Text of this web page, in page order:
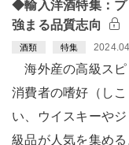
◆輸入洋酒特集：
強まる品質志向
酒類 特集
海外産の高級スピ
消費者の嗜好（し
い、ウイスキーや
級品が人気を集め